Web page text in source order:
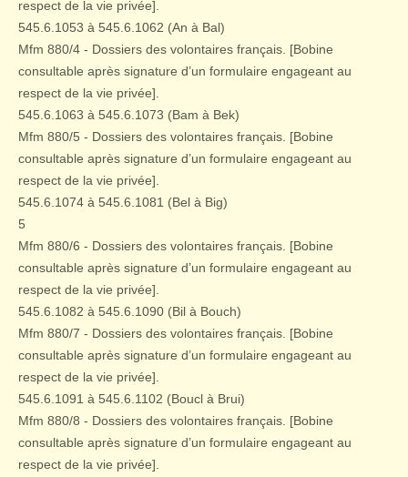
respect de la vie privée].
545.6.1053 à 545.6.1062 (An à Bal)
Mfm 880/4 - Dossiers des volontaires français. [Bobine
consultable après signature d’un formulaire engageant au
respect de la vie privée].
545.6.1063 à 545.6.1073 (Bam à Bek)
Mfm 880/5 - Dossiers des volontaires français. [Bobine
consultable après signature d’un formulaire engageant au
respect de la vie privée].
545.6.1074 à 545.6.1081 (Bel à Big)
5
Mfm 880/6 - Dossiers des volontaires français. [Bobine
consultable après signature d’un formulaire engageant au
respect de la vie privée].
545.6.1082 à 545.6.1090 (Bil à Bouch)
Mfm 880/7 - Dossiers des volontaires français. [Bobine
consultable après signature d’un formulaire engageant au
respect de la vie privée].
545.6.1091 à 545.6.1102 (Boucl à Brui)
Mfm 880/8 - Dossiers des volontaires français. [Bobine
consultable après signature d’un formulaire engageant au
respect de la vie privée].